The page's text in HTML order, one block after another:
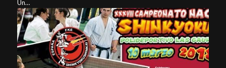
Un…